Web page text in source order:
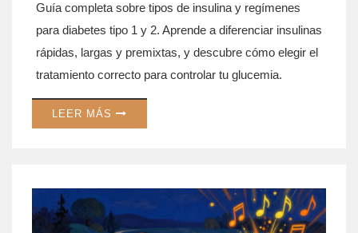
Guía completa sobre tipos de insulina y regímenes
para diabetes tipo 1 y 2. Aprende a diferenciar insulinas
rápidas, largas y premixtas, y descubre cómo elegir el
tratamiento correcto para controlar tu glucemia.
LEER MÁS